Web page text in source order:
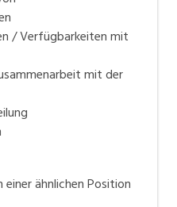
/ Verfügbarkeiten mit
mit der
ähnlichen Position